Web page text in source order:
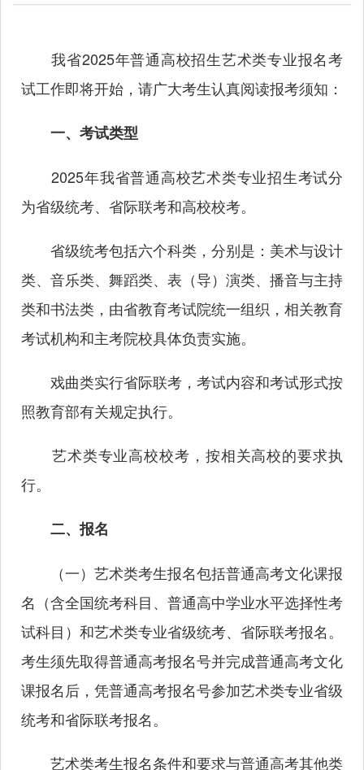
我省2025年普通高校招生艺术类专业报名考
试工作即将开始，请广大考生认真阅读报考须知：
一、考试类型
2025年我省普通高校艺术类专业招生考试分
为省级统考、省际联考和高校校考。
省级统考包括六个科类，分别是：美术与设计
类、音乐类、舞蹈类、表（导）演类、播音与主持
类和书法类，由省教育考试院统一组织，相关教育
考试机构和主考院校具体负责实施。
戏曲类实行省际联考，考试内容和考试形式按
照教育部有关规定执行。
艺术类专业高校校考，按相关高校的要求执
行。
二、报名
（一）艺术类考生报名包括普通高考文化课报
名（含全国统考科目、普通高中学业水平选择性考
试科目）和艺术类专业省级统考、省际联考报名。
考生须先取得普通高考报名号并完成普通高考文化
课报名后，凭普通高考报名号参加艺术类专业省级
统考和省际联考报名。
艺术类考生报名条件和要求与普通高考其他类